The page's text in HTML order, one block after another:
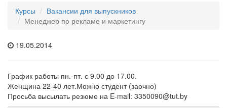
Курсы
Вакансии для выпускников
Менеджер по рекламе и маркетингу
19.05.2014
График работы пн.-пт. с 9.00 до 17.00.
Женщина 22-40 лет.Можно студент (заочно)
Просьба высылать резюме на E-mail: 3350090@tut.by